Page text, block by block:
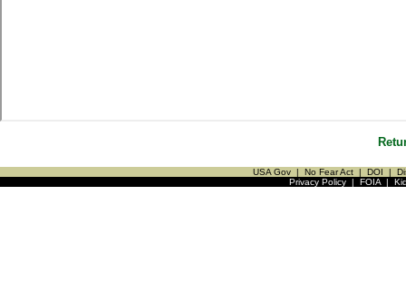
USA Gov | No Fear Act | DOI |
Privacy Policy| FOIA|